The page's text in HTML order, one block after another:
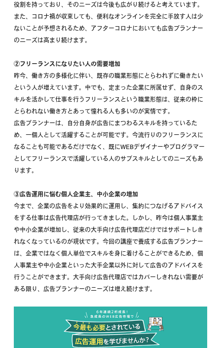
役割を持っており、そのニーズは今後も広がり続けると考えています。
また、コロナ禍が収束しても、便利なオンラインを完全に手放す人は少
ないことが予想されるため、アフターコロナにおいても広告プランナー
のニーズは高まり続けます。
②フリーランスになりたい人の需要増加
昨今、働き方の多様化に伴い、既存の職業形態にとらわれずに働きたい
という人が増えています。中でも、定まった企業に所属せず、自身のス
キルを活かして仕事を行うフリーランスという職業形態は、従来の枠に
とらわれない働き方とあって憧れる人も多いのが実情です。
広告プランナーは、自分自身が広告にまつわるスキルを持っているた
め、一個人として活躍することが可能です。今流行りのフリーランスに
なることも可能であるだけでなく、既にWEBデザイナーやプログラマー
としてフリーランスで活躍している人のサブスキルとしてのニーズもあ
ります。
③広告運用に悩む個人企業主、中小企業の増加
今まで、企業の広告をより効果的に運用し、集約につなげるアドバイス
をする仕事は広告代理店が行ってきました。しかし、昨今は個人事業主
や中小企業が増加し、従来の大手向け広告代理店だけではサポートしき
れなくなっているのが現状です。今回の講座で養成する広告プランナー
は、企業ではなく個人単位でスキルを身に着けることができるため、個
人事業主や中小企業といった大手企業以外に対して広告のアドバイスを
行うことができます。大手向け広告代理店ではカバーしきれない需要が
ある限り、広告プランナーのニーズは増え続けます。